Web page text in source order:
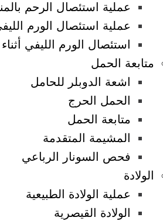
عملية استئصال الرحم
عملية استئصال الورم
استئصال الورم الليفي أثناء
متابعة الحمل
اشعة الدوبلر للحامل
الحمل الحرج
متابعة الحمل
المشيمة المتقدمة
فحص السونار الرباعي
الولادة
عملية الولادة الطبيعية
الولادة القيصرية